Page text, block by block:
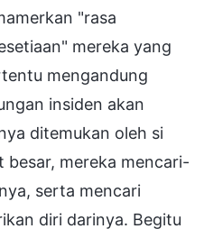
"rasa
mereka yang
mengandung
insiden akan
ditemukan oleh si
besar, mereka mencari-
serta mencari
diri darinya. Begitu